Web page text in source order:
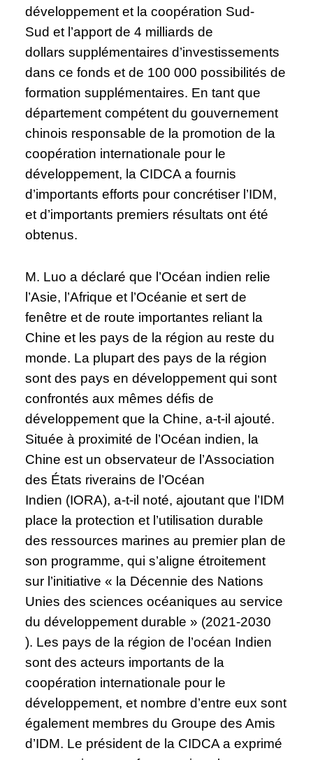
développement et la coopération Sud-
Sud et l’apport de 4 milliards de
dollars supplémentaires d’investissements
dans ce fonds et de 100 000 possibilités de
formation supplémentaires. En tant que
département compétent du gouvernement
chinois responsable de la promotion de la
coopération internationale pour le
développement, la CIDCA a fournis
d’importants efforts pour concrétiser l’IDM,
et d’importants premiers résultats ont été
obtenus.
M. Luo a déclaré que l’Océan indien relie
l’Asie, l’Afrique et l’Océanie et sert de
fenêtre et de route importantes reliant la
Chine et les pays de la région au reste du
monde. La plupart des pays de la région
sont des pays en développement qui sont
confrontés aux mêmes défis de
développement que la Chine, a-t-il ajouté.
Située à proximité de l’Océan indien, la
Chine est un observateur de l’Association
des États riverains de l’Océan
Indien (IORA), a-t-il noté, ajoutant que l’IDM
place la protection et l’utilisation durable
des ressources marines au premier plan de
son programme, qui s’aligne étroitement
sur l’initiative « la Décennie des Nations
Unies des sciences océaniques au service
du développement durable » (2021-2030
). Les pays de la région de l’océan Indien
sont des acteurs importants de la
coopération internationale pour le
développement, et nombre d’entre eux sont
également membres du Groupe des Amis
d’IDM. Le président de la CIDCA a exprimé